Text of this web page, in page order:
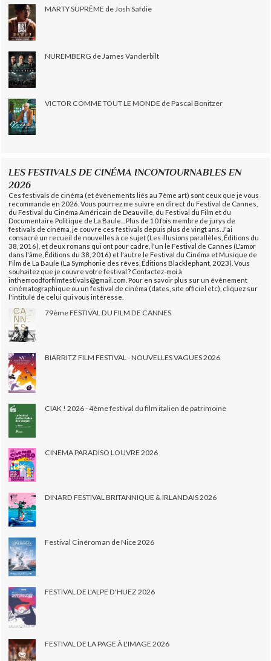
MARTY SUPRÊME de Josh Safdie
NUREMBERG de James Vanderbilt
VICTOR COMME TOUT LE MONDE de Pascal Bonitzer
LES FESTIVALS DE CINÉMA INCONTOURNABLES EN
2026
Ces festivals de cinéma (et évènements liés au 7ème art) sont ceux que je vous
recommande en 2026. Vous pourrez me suivre en direct du Festival de Cannes,
du Festival du Cinéma Américain de Deauville, du Festival du Film et du
Documentaire Politique de La Baule... Plus de 10 fois membre de jurys de
festivals de cinéma, je couvre ces festivals depuis plus de vingt ans. J'ai
consacré un recueil de nouvelles à ce sujet (Les illusions parallèles, Éditions du
38, 2016), et deux romans qui ont pour cadre, l'un le Festival de Cannes (L'amor
dans l'âme, Éditions du 38, 2016) et l'autre le Festival du Cinéma et Musique de
Film de La Baule (La Symphonie des rêves, Éditions Blacklephant, 2023). Vous
souhaitez que je couvre votre festival ? Contactez-moi à
inthemoodforfilmfestivals@gmail.com. Pour en savoir plus sur un évènement
cinématographique ou un festival de cinéma (dates, site officiel etc), cliquez sur
l'intitulé de celui qui vous intéresse.
79ème FESTIVAL DU FILM DE CANNES
BIARRITZ FILM FESTIVAL - NOUVELLES VAGUES 2026
CIAK ! 2026 - 4ème festival du film italien de patrimoine
CINEMA PARADISO LOUVRE 2026
DINARD FESTIVAL BRITANNIQUE & IRLANDAIS 2026
Festival Cinéroman de Nice 2026
FESTIVAL DE L'ALPE D'HUEZ 2026
FESTIVAL DE LA PAGE À L'IMAGE 2026